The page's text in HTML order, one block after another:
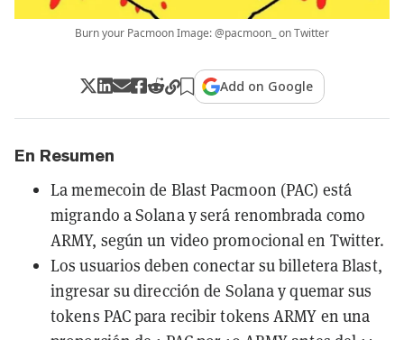
Burn your Pacmoon Image: @pacmoon_ on Twitter
Add on Google
En Resumen
La memecoin de Blast Pacmoon (PAC) está
migrando a Solana y será renombrada como
ARMY, según un video promocional en Twitter.
Los usuarios deben conectar su billetera Blast,
ingresar su dirección de Solana y quemar sus
tokens PAC para recibir tokens ARMY en una